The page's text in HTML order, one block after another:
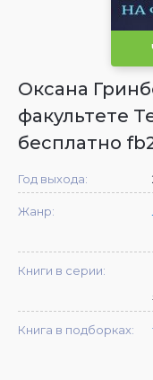
Оксана
факультете
бесплатно
Год выхода:
Жанр:
Книги в серии:
Книга в подборках: